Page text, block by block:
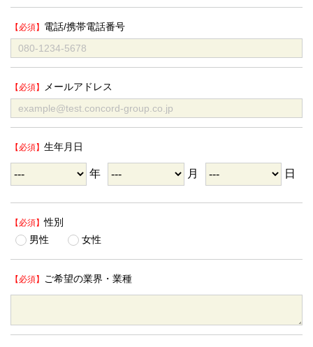
電話/携帯電話番号
メールアドレス
生年月日
年 月 日
性別
男性
女性
ご希望の業界・業種